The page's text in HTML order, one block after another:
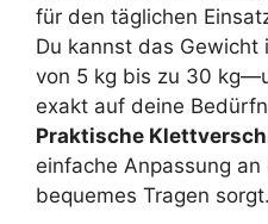
für den täglichen
Du kannst das
von 5 kg bis zu 30
exakt auf deine
Praktische
einfache Anpassung
bequemes Tragen sorgt.